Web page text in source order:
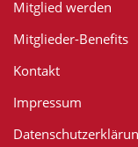
Mitglied werden
Mitglieder-Benefits
Kontakt
Impressum